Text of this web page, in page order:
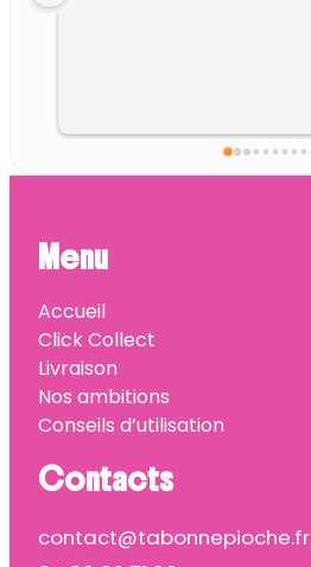
Menu
Accueil
Click Collect
Livraison
Nos ambitions
Conseils d’utilisation
Contacts
contact@tabonnepioche.fr